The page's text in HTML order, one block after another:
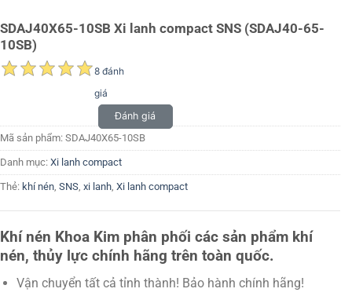
SDAJ40X65-10SB Xi lanh compact SNS (SDAJ40-65-
10SB)
8 đánh
giá
Đánh giá
Mã sản phẩm: SDAJ40X65-10SB
Danh mục: Xi lanh compact
Thẻ: khí nén, SNS, xi lanh, Xi lanh compact
Khí nén Khoa Kim phân phối các sản phẩm khí
nén, thủy lực chính hãng trên toàn quốc.
Vận chuyển tất cả tỉnh thành! Bảo hành chính hãng!